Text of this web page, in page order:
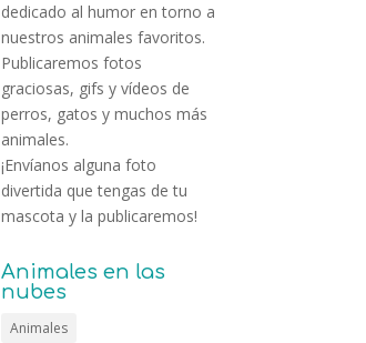
dedicado al humor en torno a
nuestros animales favoritos.
Publicaremos fotos
graciosas, gifs y vídeos de
perros, gatos y muchos más
animales.
¡Envíanos alguna foto
divertida que tengas de tu
mascota y la publicaremos!
Animales en las
nubes
Animales